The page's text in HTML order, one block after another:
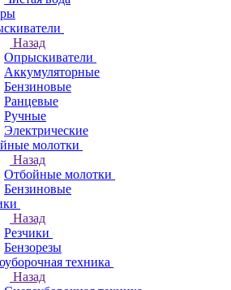
Назад
Опрыскиватели
Аккумуляторные
Бензиновые
Ранцевые
Ручные
Электрические
молотки
Назад
Отбойные молотки
Бензиновые
Назад
Резчики
Бензорезы
техника
Назад